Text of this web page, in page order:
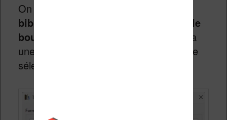
On doit
bibliothèque Calibre et appuyer sur le
bouton de traduction du plugin
. On a
une petite fenêtre qui nous demande de
sélectionner la langue de traduction.